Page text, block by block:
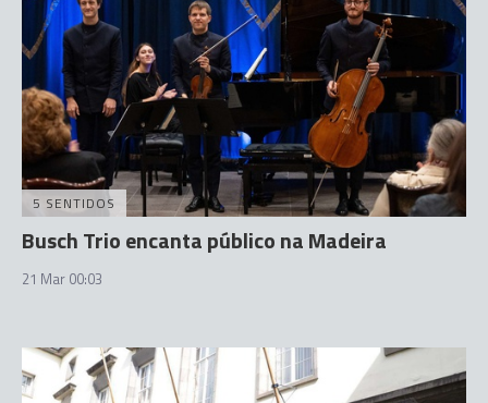
5 SENTIDOS
Busch Trio encanta público na Madeira
21 Mar 00:03